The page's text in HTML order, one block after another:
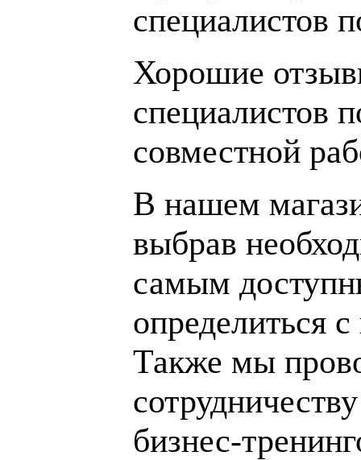
специалистов
Хорошие
специалистов
совместной
В нашем
выбрав
самым
определиться
Также мы
бизнес-